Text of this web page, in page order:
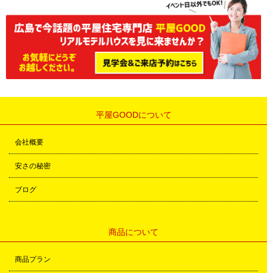
平屋GOODについて
会社概要
安さの秘密
ブログ
商品について
商品プラン